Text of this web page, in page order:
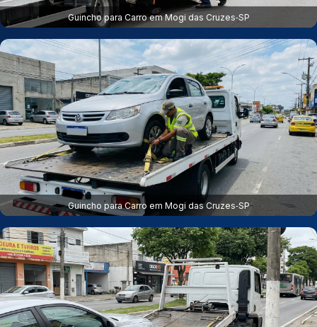
Guincho para Carro em Mogi das Cruzes‑SP
Guincho para Carro em Mogi das Cruzes‑SP